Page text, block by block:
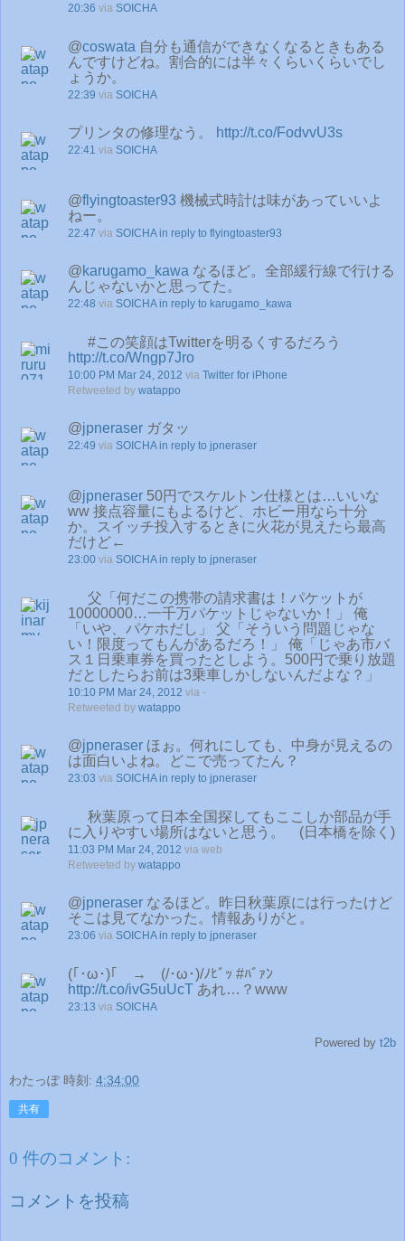
20:36 via SOICHA
@coswata 自分も通信ができなくなるときもある
んですけどね。割合的には半々くらいくらいでし
ょうか。
22:39 via SOICHA
プリンタの修理なう。 http://t.co/FodvvU3s
22:41 via SOICHA
@flyingtoaster93 機械式時計は味があっていいよ
ねー。
22:47 via SOICHA in reply to flyingtoaster93
@karugamo_kawa なるほど。全部緩行線で行ける
んじゃないかと思ってた。
22:48 via SOICHA in reply to karugamo_kawa
#この笑顔はTwitterを明るくするだろう
http://t.co/Wngp7Jro
10:00 PM Mar 24, 2012 via Twitter for iPhone
Retweeted by watappo
@jpneraser ガタッ
22:49 via SOICHA in reply to jpneraser
@jpneraser 50円でスケルトン仕様とは…いいな
ww 接点容量にもよるけど、ホビー用なら十分
か。スイッチ投入するときに火花が見えたら最高
だけど←
23:00 via SOICHA in reply to jpneraser
父「何だこの携帯の請求書は！パケットが
10000000…一千万パケットじゃないか！」 俺
「いや、パケホだし」 父「そういう問題じゃな
い！限度ってもんがあるだろ！」 俺「じゃあ市バ
ス１日乗車券を買ったとしよう。500円で乗り放題
だとしたらお前は3乗車しかしないんだよな？」
10:10 PM Mar 24, 2012 via -
Retweeted by watappo
@jpneraser ほぉ。何れにしても、中身が見えるの
は面白いよね。どこで売ってたん？
23:03 via SOICHA in reply to jpneraser
秋葉原って日本全国探してもここしか部品が手
に入りやすい場所はないと思う。 (日本橋を除く)
11:03 PM Mar 24, 2012 via web
Retweeted by watappo
@jpneraser なるほど。昨日秋葉原には行ったけど
そこは見てなかった。情報ありがと。
23:06 via SOICHA in reply to jpneraser
(｢･ω･)｢ → (/･ω･)/ﾉﾋﾞｯ #ﾊﾞｧﾝ
http://t.co/ivG5uUcT あれ…？www
23:13 via SOICHA
Powered by t2b
わたっぽ 時刻: 4:34:00
共有
0 件のコメント:
コメントを投稿